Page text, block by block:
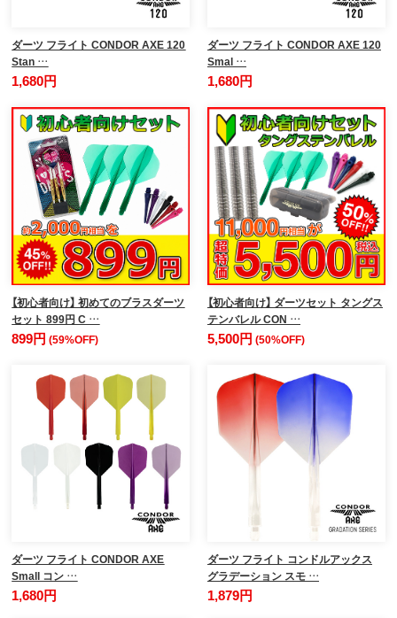
ダーツ フライト CONDOR AXE 120
Stan …
1,680円
ダーツ フライト CONDOR AXE 120
Smal …
1,680円
【初心者向け】 初めてのブラスダーツ
セット 899円 C …
899円(59%OFF)
【初心者向け】 ダーツセット タングス
テンバレル CON …
5,500円 (50%OFF)
ダーツ フライト CONDOR AXE
Small コン …
1,680円
ダーツ フライト コンドルアックス
グラデーション スモ …
1,879円